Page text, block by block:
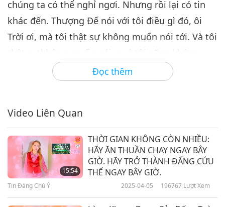
Đọc thêm
chúng ta có thể nghỉ ngơi. Nhưng rồi lại có tin
khác đến. Thượng Đế nói với tôi điều gì đó, ôi
Trời ơi, mà tôi thật sự không muốn nói tới. Và tôi
thật sự không muốn nói ra vì tôi cũng không
biết phải nói với mọi người như thế nào. Và dù
sao thì ai sẽ tin tôi chứ? Nhưng không sao, ít
này cho tất cả anh chị em đồng tu của quý vị. Nó
nhanh hơn và sẽ đến được nhiều người hơn theo
cách này.
Thượng Đế nói với tôi rằng con người nên “lo sợ
về sự hủy diệt của thế giới và lo sợ về nghiệp của
thế giới”. Và tôi hỏi Thượng Đế: “Bây giờ chúng
Video Liên Quan
15:54
THỜI GIAN KHÔNG CÒN NHIỀU:
HÃY ĂN THUẦN CHAY NGAY BÂY
GIỜ. HÃY TRỞ THÀNH ĐẤNG CỨU
THẾ NGAY BÂY GIỜ.
Tin Đáng Chú Ý 2025-04-05 196767 Lượt Xem